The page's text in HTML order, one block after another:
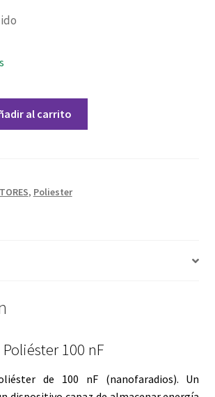
Impresos
#3
al carrito
, Poliester
100 nF
de 100 nF (nanofaradios). Un